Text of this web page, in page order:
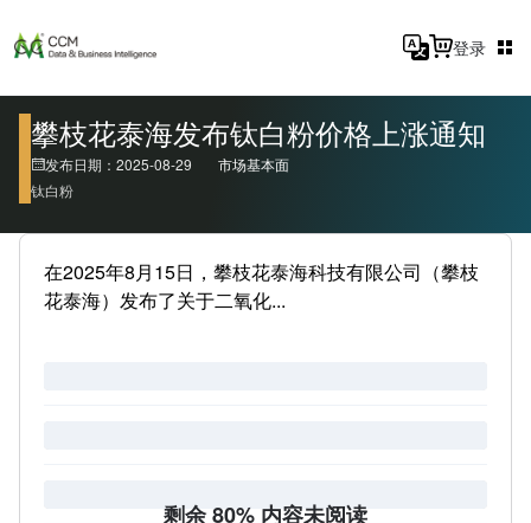
登录
攀枝花泰海发布钛白粉价格上涨通知
发布日期：2025-08-29
市场基本面
钛白粉
在2025年8月15日，攀枝花泰海科技有限公司（攀枝
花泰海）发布了关于二氧化...
剩余 80% 内容未阅读